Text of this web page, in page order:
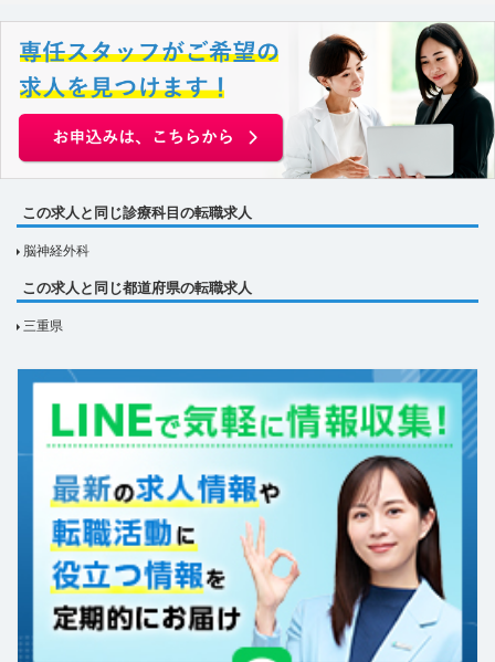
この求人と同じ診療科目の転職求人
脳神経外科
この求人と同じ都道府県の転職求人
三重県